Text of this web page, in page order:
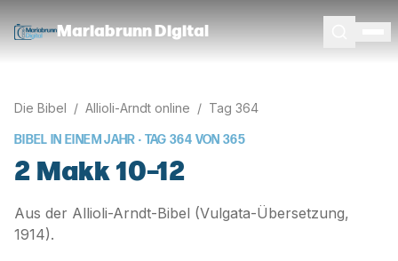
Mariabrunn Digital
Die Bibel / Allioli-Arndt online / Tag 364
BIBEL IN EINEM JAHR · TAG364 VON 365
2 Makk 10–12
Aus der Allioli-Arndt-Bibel (Vulgata-Übersetzung,
1914).